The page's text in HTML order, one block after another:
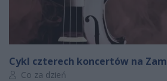
Cykl czterech koncertów na
Autor artykułu:
Co za dzień